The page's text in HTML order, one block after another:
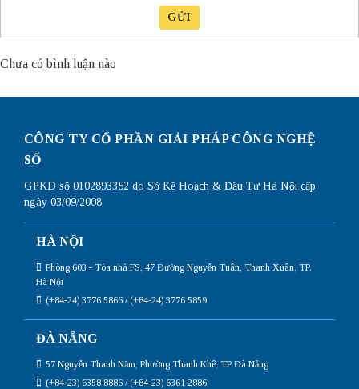
GỬI
Chưa có bình luận nào
CÔNG TY CỔ PHẦN GIẢI PHÁP CÔNG NGHỆ
SỐ
GPKD số 0102893352 do Sở Kế Hoạch & Đầu Tư Hà Nội cấp
ngày 03/09/2008
HÀ NỘI
Phòng 603 - Tòa nhà FS, 47 Đường Nguyễn Tuân, Thanh Xuân, TP.
Hà Nội
(+84-24) 3776 5866 / (+84-24) 3776 5859
ĐÀ NẴNG
57 Nguyễn Thanh Năm, Phường Thanh Khê, TP Đà Nẵng
(+84-23) 6358 8886 / (+84-23) 6361 2886